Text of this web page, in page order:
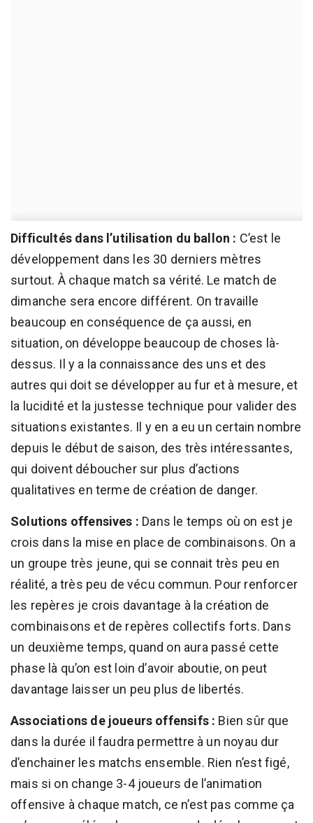
Difficultés dans l’utilisation du ballon : C’est le
développement dans les 30 derniers mètres
surtout. À chaque match sa vérité. Le match de
dimanche sera encore différent. On travaille
beaucoup en conséquence de ça aussi, en
situation, on développe beaucoup de choses là-
dessus. Il y a la connaissance des uns et des
autres qui doit se développer au fur et à mesure, et
la lucidité et la justesse technique pour valider des
situations existantes. Il y en a eu un certain nombre
depuis le début de saison, des très intéressantes,
qui doivent déboucher sur plus d’actions
qualitatives en terme de création de danger.
Solutions offensives : Dans le temps où on est je
crois dans la mise en place de combinaisons. On a
un groupe très jeune, qui se connait très peu en
réalité, a très peu de vécu commun. Pour renforcer
les repères je crois davantage à la création de
combinaisons et de repères collectifs forts. Dans
un deuxième temps, quand on aura passé cette
phase là qu’on est loin d’avoir aboutie, on peut
davantage laisser un peu plus de libertés.
Associations de joueurs offensifs : Bien sûr que
dans la durée il faudra permettre à un noyau dur
d’enchainer les matchs ensemble. Rien n’est figé,
mais si on change 3-4 joueurs de l’animation
offensive à chaque match, ce n’est pas comme ça